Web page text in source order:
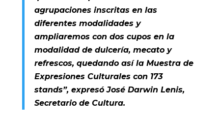
agrupaciones inscritas en las
diferentes modalidades y
ampliaremos con dos cupos en la
modalidad de dulcería, mecato y
refrescos, quedando así la Muestra de
Expresiones Culturales con 173
stands”, expresó José Darwin Lenis,
Secretario de Cultura.